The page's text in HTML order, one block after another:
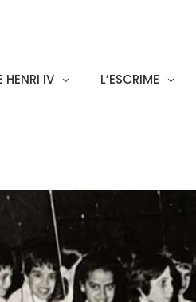
HENRI IV L’ESCRIME